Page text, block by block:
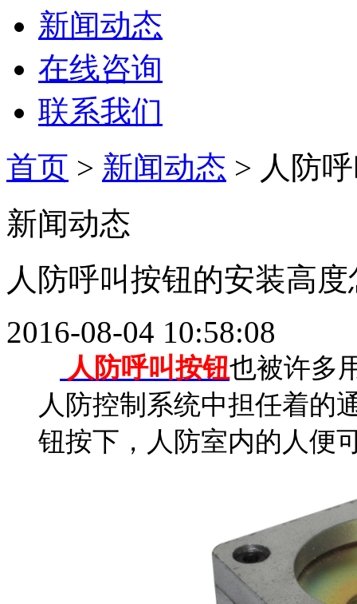
新闻动态
在线咨询
联系我们
首页 > 新闻动态 > 人防
新闻动态
人防呼叫按钮的安装高
2016-08-04 10:58:08
人防呼叫按钮也被许多
人防控制系统中担任着的
钮按下，人防室内的人便